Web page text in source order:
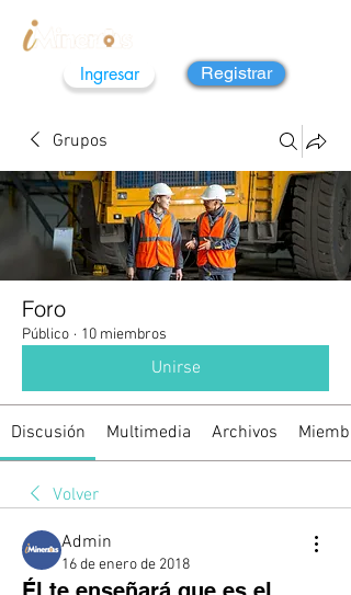
Ingresar Registrar
Grupos
Foro
Público · 10 miembros
Unirse
Discusión Multimedia Archivos
Volver
Admin
16 de enero de 2018